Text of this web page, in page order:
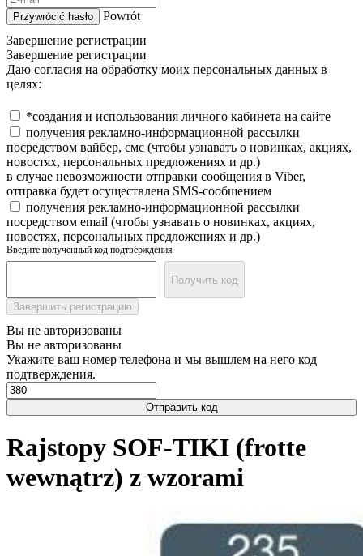
Przywrócić hasło
Powrót
Завершение регистрации
Завершение регистрации
Даю согласия на обработку моих персональных данных в
целях:
*создания и использования личного кабинета на сайте
получения рекламно-информационной рассылки
посредством вайбер, смс (чтобы узнавать о новинках, акциях,
новостях, персональных предложениях и др.)
в случае невозможности отправки сообщения в Viber,
отправка будет осуществлена SMS-сообщением
получения рекламно-информационной рассылки
посредством email (чтобы узнавать о новинках, акциях,
новостях, персональных предложениях и др.)
Введите полученный код подтверждения
Получить код
Завершить регистрацию
Вы не авторизованы
Вы не авторизованы
Укажите ваш номер телефона и мы вышлем на него код
подтверждения.
Отправить код
Rajstopy SOF-TIKI (frotte
wewnątrz) z wzorami